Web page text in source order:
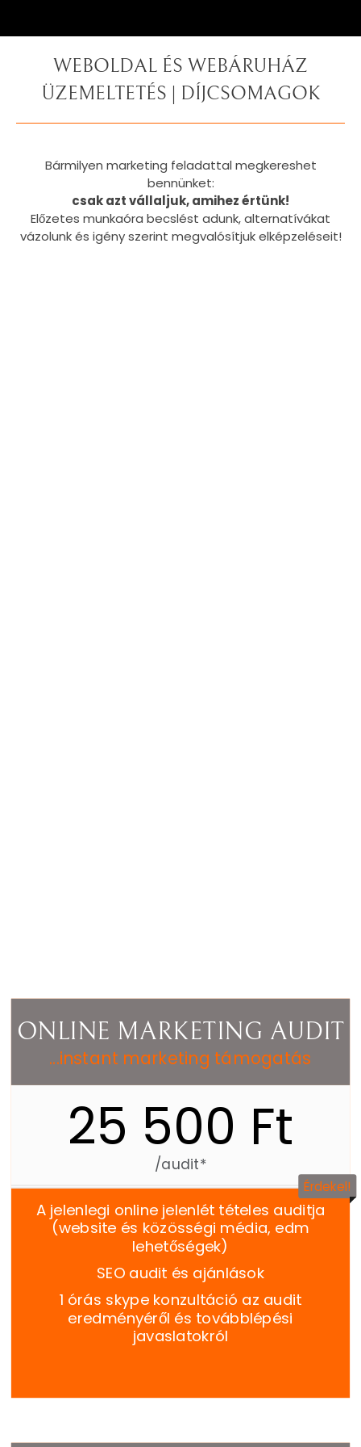
WEBOLDAL ÉS WEBÁRUHÁZ
ÜZEMELTETÉS | DÍJCSOMAGOK
Bármilyen marketing feladattal megkereshet
bennünket:
csak azt vállaljuk, amihez értünk!
Előzetes munkaóra becslést adunk, alternatívákat
vázolunk és igény szerint megvalósítjuk elképzeléseit!
ONLINE MARKETING AUDIT
...instant marketing támogatás
25 500 Ft
/audit*
Érdekel!
A jelenlegi online jelenlét tételes auditja
(website és közösségi média, edm
lehetőségek)
SEO audit és ajánlások
1 órás skype konzultáció az audit
eredményéről és továbblépési
javaslatokról